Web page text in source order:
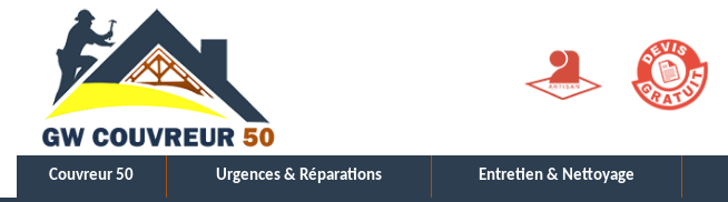
Couvreur 50 Urgences & Réparations Entretien & Nettoyage